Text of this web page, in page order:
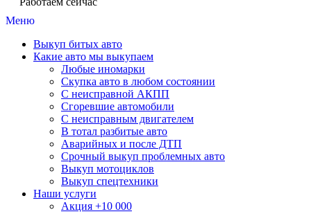
Меню
Выкуп битых авто
Какие авто мы выкупаем
Любые иномарки
Скупка авто в любом состоянии
С неисправной АКПП
Сгоревшие автомобили
С неисправным двигателем
В тотал разбитые авто
Аварийных и после ДТП
Срочный выкуп проблемных авто
Выкуп мотоциклов
Выкуп спецтехники
Наши услуги
Акция +10 000